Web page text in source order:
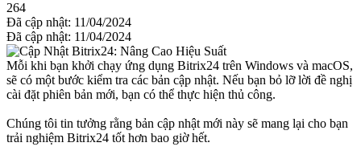
264
Đã cập nhật: 11/04/2024
Đã cập nhật: 11/04/2024
Mỗi khi bạn khởi chạy ứng dụng Bitrix24 trên Windows và macOS,
sẽ có một bước kiểm tra các bản cập nhật. Nếu bạn bỏ lỡ lời đề nghị
cài đặt phiên bản mới, bạn có thể thực hiện thủ công.
Chúng tôi tin tưởng rằng bản cập nhật mới này sẽ mang lại cho bạn
trải nghiệm Bitrix24 tốt hơn bao giờ hết.